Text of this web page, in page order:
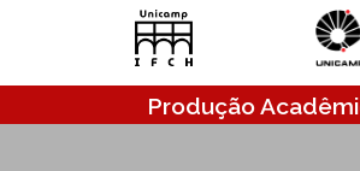
Pular para o conteúdo principal
Produção